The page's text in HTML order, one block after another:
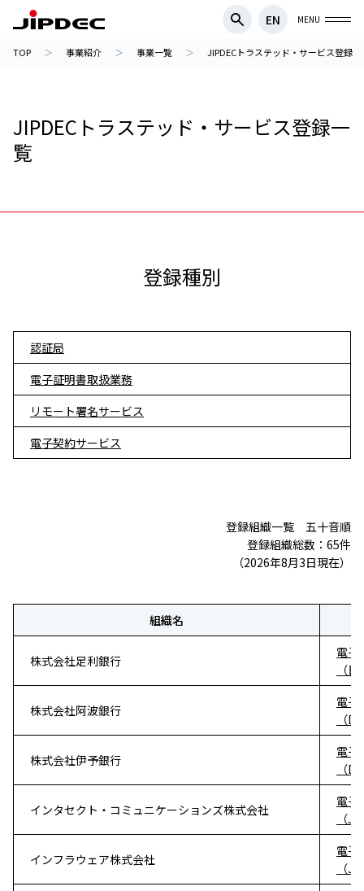
EN MENU
TOP 事業紹介 事業一覧 JIPDECトラステッド・サービス登録
JIPDECトラステッド・サービス登録一
覧
登録種別
認証局
電子証明書取扱業務
リモート署名サービス
電子契約サービス
登録組織一覧 五十音順
登録組織総数：65件
（2026年8月3日現在）
組織名
株式会社足利銀行
電子
（
株式会社阿波銀行
電子
（
株式会社伊予銀行
電子
（
インタセクト・コミュニケーションズ株式会社
電子
（
インフラウェア株式会社
電子
（